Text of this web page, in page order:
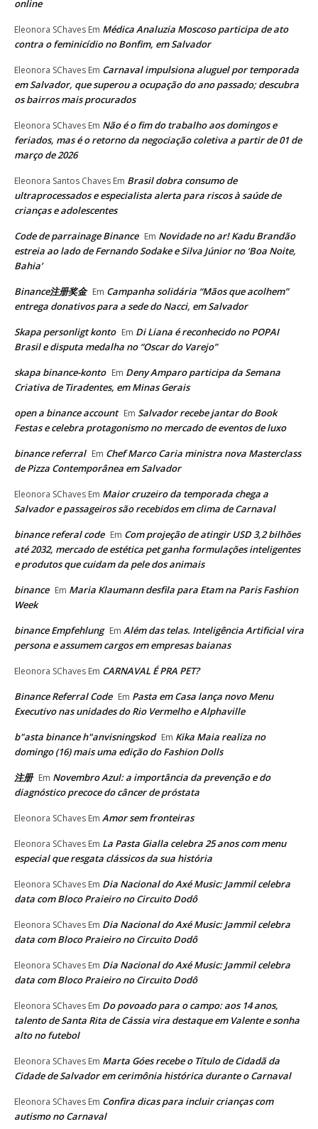
online
Eleonora SChaves Em Médica Analuzia Moscoso participa de ato
contra o feminicídio no Bonfim, em Salvador
Eleonora SChaves Em Carnaval impulsiona aluguel por temporada
em Salvador, que superou a ocupação do ano passado; descubra
os bairros mais procurados
Eleonora SChaves Em Não é o fim do trabalho aos domingos e
feriados, mas é o retorno da negociação coletiva a partir de 01 de
março de 2026
Eleonora Santos Chaves Em Brasil dobra consumo de
ultraprocessados e especialista alerta para riscos à saúde de
crianças e adolescentes
Code de parrainage Binance Em Novidade no ar! Kadu Brandão
estreia ao lado de Fernando Sodake e Silva Júnior no ‘Boa Noite,
Bahia’
Binance注册奖金 Em Campanha solidária “Mãos que acolhem”
entrega donativos para a sede do Nacci, em Salvador
Skapa personligt konto Em Di Liana é reconhecido no POPAI
Brasil e disputa medalha no “Oscar do Varejo”
skapa binance-konto Em Deny Amparo participa da Semana
Criativa de Tiradentes, em Minas Gerais
open a binance account Em Salvador recebe jantar do Book
Festas e celebra protagonismo no mercado de eventos de luxo
binance referral Em Chef Marco Caria ministra nova Masterclass
de Pizza Contemporânea em Salvador
Eleonora SChaves Em Maior cruzeiro da temporada chega a
Salvador e passageiros são recebidos em clima de Carnaval
binance referal code Em Com projeção de atingir USD 3,2 bilhões
até 2032, mercado de estética pet ganha formulações inteligentes
e produtos que cuidam da pele dos animais
binance Em Maria Klaumann desfila para Etam na Paris Fashion
Week
binance Empfehlung Em Além das telas. Inteligência Artificial vira
persona e assumem cargos em empresas baianas
Eleonora SChaves Em CARNAVAL É PRA PET?
Binance Referral Code Em Pasta em Casa lança novo Menu
Executivo nas unidades do Rio Vermelho e Alphaville
b"asta binance h"anvisningskod Em Kika Maia realiza no
domingo (16) mais uma edição do Fashion Dolls
注册 Em Novembro Azul: a importância da prevenção e do
diagnóstico precoce do câncer de próstata
Eleonora SChaves Em Amor sem fronteiras
Eleonora SChaves Em La Pasta Gialla celebra 25 anos com menu
especial que resgata clássicos da sua história
Eleonora SChaves Em Dia Nacional do Axé Music: Jammil celebra
data com Bloco Praieiro no Circuito Dodô
Eleonora SChaves Em Dia Nacional do Axé Music: Jammil celebra
data com Bloco Praieiro no Circuito Dodô
Eleonora SChaves Em Dia Nacional do Axé Music: Jammil celebra
data com Bloco Praieiro no Circuito Dodô
Eleonora SChaves Em Do povoado para o campo: aos 14 anos,
talento de Santa Rita de Cássia vira destaque em Valente e sonha
alto no futebol
Eleonora SChaves Em Marta Góes recebe o Título de Cidadã da
Cidade de Salvador em cerimônia histórica durante o Carnaval
Eleonora SChaves Em Confira dicas para incluir crianças com
autismo no Carnaval